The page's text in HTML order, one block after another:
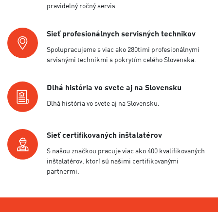
pravidelný ročný servis.
Sieť profesionálnych servisných technikov
Spolupracujeme s viac ako 280timi profesionálnymi
srvisnými technikmi s pokrytím celého Slovenska.
Dlhá história vo svete aj na Slovensku
Dlhá história vo svete aj na Slovensku.
Sieť certifikovaných inštalatérov
S našou značkou pracuje viac ako 400 kvalifikovaných
inštalatérov, ktorí sú našimi certifikovanými
partnermi.